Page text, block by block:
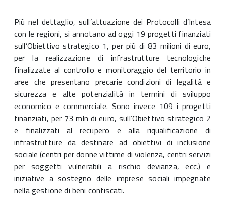
Più nel dettaglio, sull’attuazione dei Protocolli d’Intesa
con le regioni, si annotano ad oggi 19 progetti finanziati
sull’Obiettivo strategico 1, per più di 83 milioni di euro,
per la realizzazione di infrastrutture tecnologiche
finalizzate al controllo e monitoraggio del territorio in
aree che presentano precarie condizioni di legalità e
sicurezza e alte potenzialità in termini di sviluppo
economico e commerciale. Sono invece 109 i progetti
finanziati, per 73 mln di euro, sull’Obiettivo strategico 2
e finalizzati al recupero e alla riqualificazione di
infrastrutture da destinare ad obiettivi di inclusione
sociale (centri per donne vittime di violenza, centri servizi
per soggetti vulnerabili a rischio devianza, ecc.) e
iniziative a sostegno delle imprese sociali impegnate
nella gestione di beni confiscati.